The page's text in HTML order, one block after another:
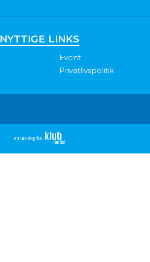
NYTTIGE LINKS
Event
Privatlivspolitik